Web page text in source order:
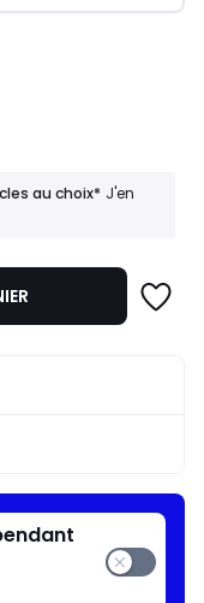
au choix* J'en